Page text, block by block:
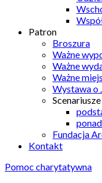
Patron
Broszura
Ważne
Ważne
Ważne
Wystawa o
Fundacja
Kontakt
Pomoc charytatywna